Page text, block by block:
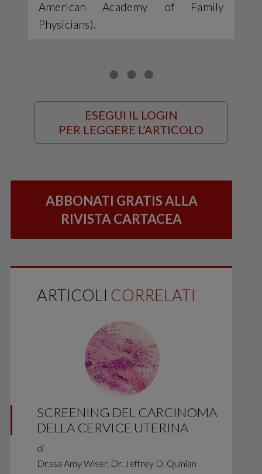
American Academy of Family
Physicians).
ESEGUI IL LOGIN
PER LEGGERE L’ARTICOLO
ABBONATI GRATIS ALLA
RIVISTA CARTACEA
ARTICOLI CORRELATI
SCREENING DEL CARCINOMA
DELLA CERVICE UTERINA
di
Dr.ssa Amy Wiser, Dr. Jeffrey D. Quinlan